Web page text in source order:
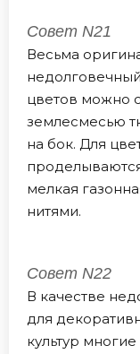
Совет N21
Весьма
цветов можно
землесмесью
на бок. Для
мелкая
нитями.
Совет N22
В качестве
для
культур